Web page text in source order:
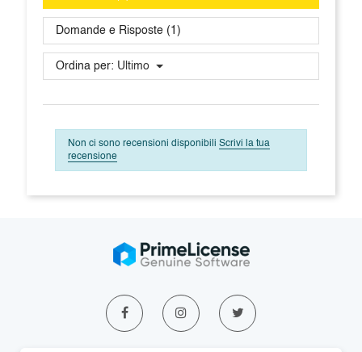
Domande e Risposte (1)
Ordina per: Ultimo
Non ci sono recensioni disponibili Scrivi la tua
recensione